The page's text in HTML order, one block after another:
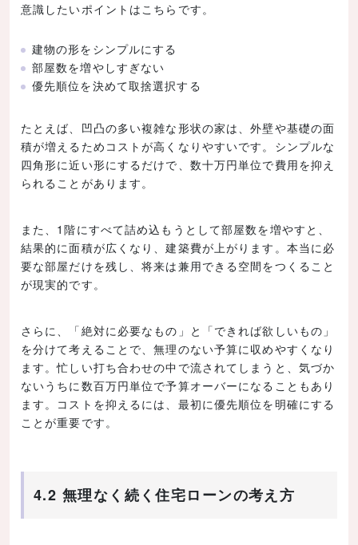
意識したいポイントはこちらです。
建物の形をシンプルにする
部屋数を増やしすぎない
優先順位を決めて取捨選択する
たとえば、凹凸の多い複雑な形状の家は、外壁や基礎の面
積が増えるためコストが高くなりやすいです。シンプルな
四角形に近い形にするだけで、数十万円単位で費用を抑え
られることがあります。
また、1階にすべて詰め込もうとして部屋数を増やすと、
結果的に面積が広くなり、建築費が上がります。本当に必
要な部屋だけを残し、将来は兼用できる空間をつくること
が現実的です。
さらに、「絶対に必要なもの」と「できれば欲しいもの」
を分けて考えることで、無理のない予算に収めやすくなり
ます。忙しい打ち合わせの中で流されてしまうと、気づか
ないうちに数百万円単位で予算オーバーになることもあり
ます。コストを抑えるには、最初に優先順位を明確にする
ことが重要です。
4.2 無理なく続く住宅ローンの考え方